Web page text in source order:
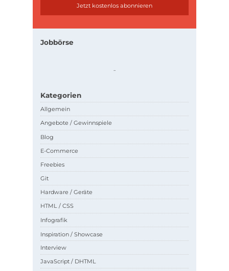
Jobbörse
Kategorien
Allgemein
Angebote / Gewinnspiele
Blog
E-Commerce
Freebies
Git
Hardware / Geräte
HTML / CSS
Infografik
Inspiration / Showcase
Interview
JavaScript / DHTML